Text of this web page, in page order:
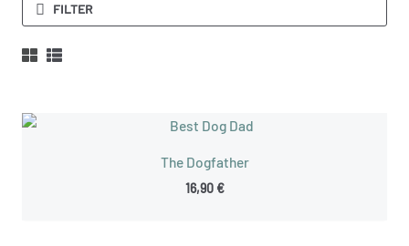
FILTER
The Dogfather
16,90 €